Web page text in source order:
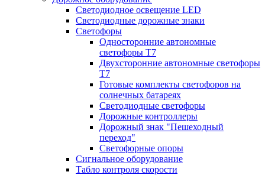
Светодиодное освещение LED
Светодиодные дорожные знаки
Светофоры
Односторонние автономные
светофоры Т7
Двухсторонние автономные светофоры
Т7
Готовые комплекты светофоров на
солнечных батареях
Светодиодные светофоры
Дорожные контроллеры
Дорожный знак "Пешеходный
переход"
Светофорные опоры
Сигнальное оборудование
Табло контроля скорости